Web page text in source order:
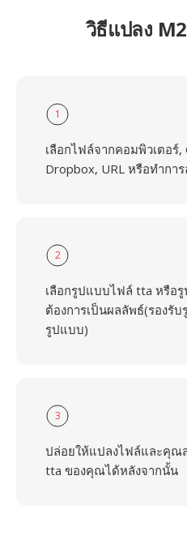
วิธีแปลง
1
เลือกไฟล์จากคอมพิวเตอร์,
Dropbox, URL หรือทำกา
2
เลือกรูปแบบไฟล์ tta หรือ
ต้องการเป็นผลลัพธ์(รองรั
รูปแบบ)
3
ปล่อยให้แปลงไฟล์และคุณ
tta ของคุณได้หลังจากนั้น